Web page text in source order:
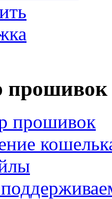
прошивок
прошивок